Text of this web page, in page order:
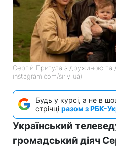
Сергій Притула з дружиною та
instagram.com/siriy_ua)
Будь у курсі, а не в
стрічці разом з РБК-
Український
громадський діяч